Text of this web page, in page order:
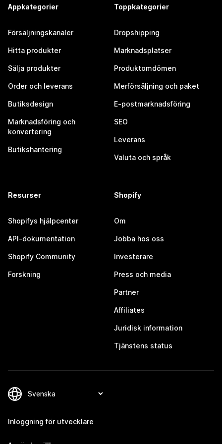
Appkategorier
Försäljningskanaler
Hitta produkter
Sälja produkter
Order och leverans
Butiksdesign
Marknadsföring och
konvertering
Butikshantering
Toppkategorier
Dropshipping
Marknadsplatser
Produktomdömen
Merförsäljning och paket
E-postmarknadsföring
SEO
Leverans
Valuta och språk
Resurser
Shopifys hjälpcenter
API-dokumentation
Shopify Community
Forskning
Shopify
Om
Jobba hos oss
Investerare
Press och media
Partner
Affiliates
Juridisk information
Tjänstens status
Inloggning för utvecklare